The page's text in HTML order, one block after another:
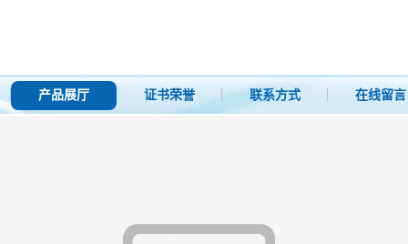
产品展厅 证书荣誉 联系方式 在线留言